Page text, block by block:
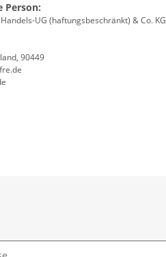
Person:
UG (haftungsbeschränkt) & Co. KG
90449